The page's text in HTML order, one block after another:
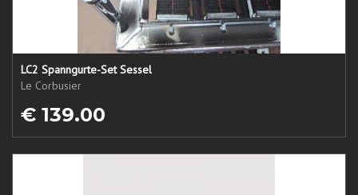
LC2 Spanngurte-Set Sessel
Le Corbusier
€ 139.00